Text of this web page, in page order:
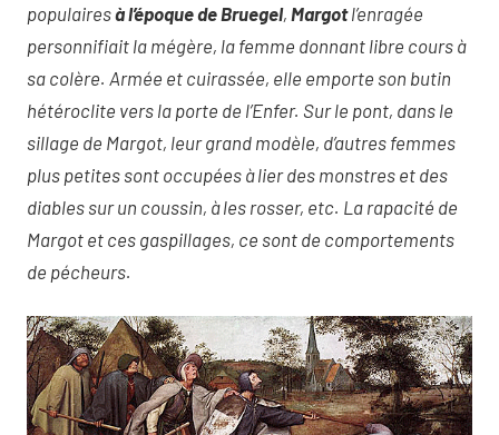
populairesà l’époque de Bruegel, Margotl’enragée
personnifiait la mégère, la femme donnant libre cours à
sa colère. Armée et cuirassée, elle emporte son butin
hétéroclite vers la porte de l’Enfer. Sur le pont, dans le
sillage de Margot, leur grand modèle, d’autres femmes
plus petites sont occupées à lier des monstres et des
diables sur un coussin, à les rosser, etc. La rapacité de
Margot et ces gaspillages, ce sont de comportements
de pécheurs.